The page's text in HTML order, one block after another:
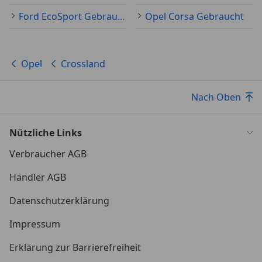
Ford EcoSport Gebraucht Opel Corsa Gebraucht
Opel Crossland
Nach Oben
Nützliche Links
Verbraucher AGB
Händler AGB
Datenschutzerklärung
Impressum
Erklärung zur Barrierefreiheit